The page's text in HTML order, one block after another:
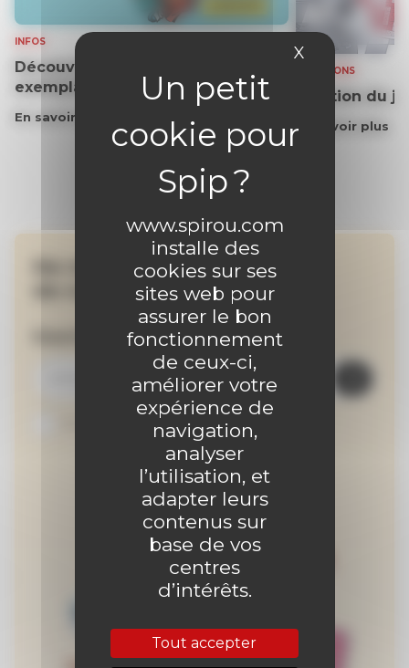
www.spirou.com
installe des
cookies sur ses
sites web pour
assurer le bon
fonctionnement
de ceux-ci,
améliorer votre
expérience de
navigation,
analyser
l’utilisation, et
adapter leurs
contenus sur
base de vos
centres
d’intérêts.
Tout accepter
X Masquer le
INFOS
Découvrez gratuitement un
exemplaire du journal !
En savoir plus
SOLUTIONS
Solution du
En savoir plus
Ne manquez aucune
de nos actualités !
Inscrivez-vous à la newsletter
Je suis abonné au site